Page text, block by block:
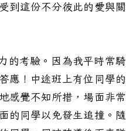
到這份不分彼此的愛與關
考驗。因為我平時常騎
應！中途班上有位同學的
感覺不知所措，場面非常
的同學以免發生追撞。隨